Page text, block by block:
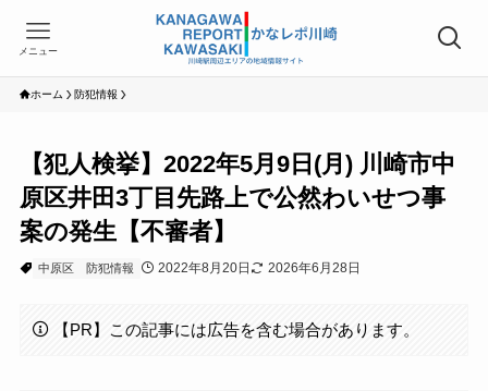
メニュー
ホーム 防犯情報
【犯人検挙】2022年5月9日(月) 川崎市中
原区井田3丁目先路上で公然わいせつ事
案の発生【不審者】
中原区 防犯情報 2022年8月20日 2026年6月28日
【PR】この記事には広告を含む場合があります。